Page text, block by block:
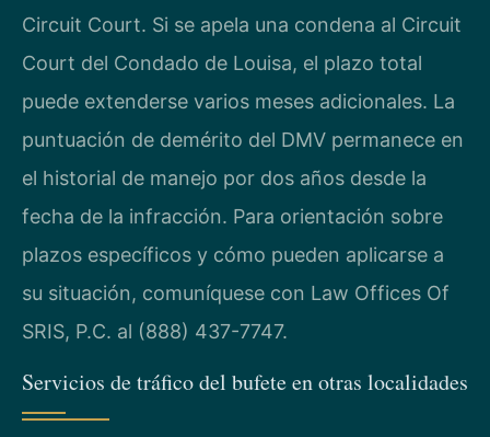
Circuit Court. Si se apela una condena al Circuit
Court del Condado de Louisa, el plazo total
puede extenderse varios meses adicionales. La
puntuación de demérito del DMV permanece en
el historial de manejo por dos años desde la
fecha de la infracción. Para orientación sobre
plazos específicos y cómo pueden aplicarse a
su situación, comuníquese con Law Offices Of
SRIS, P.C. al (888) 437-7747.
Servicios de tráfico del bufete en otras localidades